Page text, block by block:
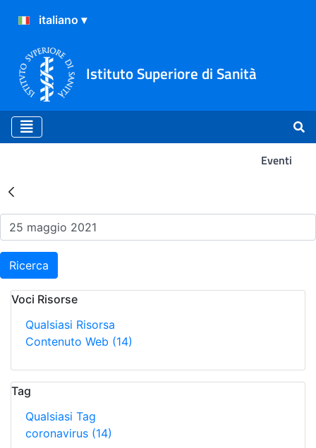
Istituto Superiore di Sanità
Eventi
Risultati della Ricerca -
Ricerca
Voci Risorse
Qualsiasi Risorsa
Contenuto Web (14)
Tag
Qualsiasi Tag
coronavirus (14)